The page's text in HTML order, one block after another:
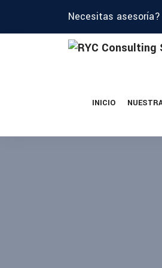
Necesitas asesoría?
INICIO